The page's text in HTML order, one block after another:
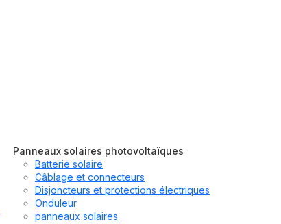
Panneaux solaires photovoltaïques
Batterie solaire
Câblage et connecteurs
Disjoncteurs et protections électriques
Onduleur
panneaux solaires